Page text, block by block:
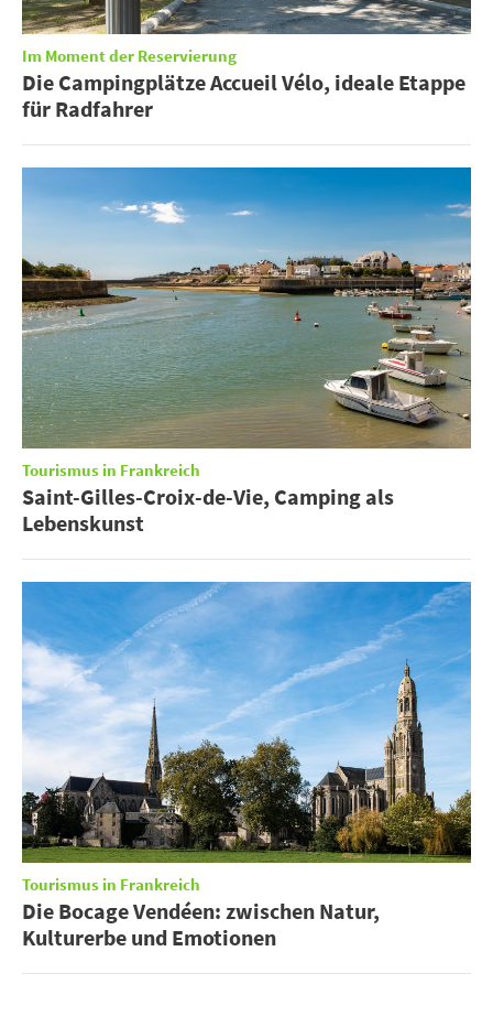
Im Moment der Reservierung
Die Campingplätze Accueil Vélo, ideale Etappe
für Radfahrer
Tourismus in Frankreich
Saint-Gilles-Croix-de-Vie, Camping als
Lebenskunst
Tourismus in Frankreich
Die Bocage Vendéen: zwischen Natur,
Kulturerbe und Emotionen